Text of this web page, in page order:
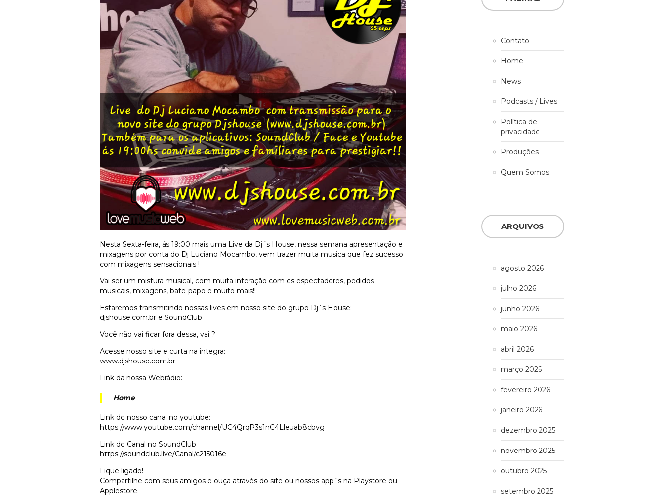
Nesta Sexta-feira, ás 19:00 mais uma Live da Dj´s House, nessa semana apresentação e
mixagens por conta do Dj Luciano Mocambo, vem trazer muita musica que fez sucesso
com mixagens sensacionais !
Vai ser um mistura musical, com muita interação com os espectadores, pedidos
musicais, mixagens, bate-papo e muito mais!!
Estaremos transmitindo nossas lives em nosso site do grupo Dj´s House:
djshouse.com.br e SoundClub
Você não vai ficar fora dessa, vai ?
Acesse nosso site e curta na integra:
www.djshouse.com.br
Link da nossa Webrádio:
Home
Link do nosso canal no youtube:
https://www.youtube.com/channel/UC4QrqP3s1nC4Lleuab8cbvg
Link do Canal no SoundClub
https://soundclub.live/Canal/c215016e
Fique ligado!
Compartilhe com seus amigos e ouça através do site ou nossos app´s na Playstore ou
Applestore.
Contato
Home
News
Podcasts / Lives
Política de
privacidade
Produções
Quem Somos
ARQUIVOS
agosto 2026
julho 2026
junho 2026
maio 2026
abril 2026
março 2026
fevereiro 2026
janeiro 2026
dezembro 2025
novembro 2025
outubro 2025
setembro 2025